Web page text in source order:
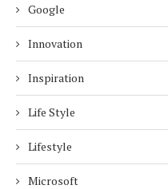
Google
Innovation
Inspiration
Life Style
Lifestyle
Microsoft